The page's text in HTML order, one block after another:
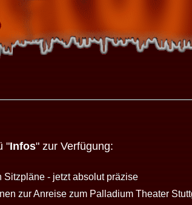
"Infos" zur Verfügung:
Sitzpläne - jetzt absolut präzise
zur Anreise zum Palladium Theater